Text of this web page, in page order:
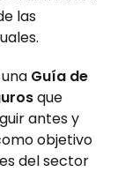
las
Guía de
que
antes y
objetivo
del sector